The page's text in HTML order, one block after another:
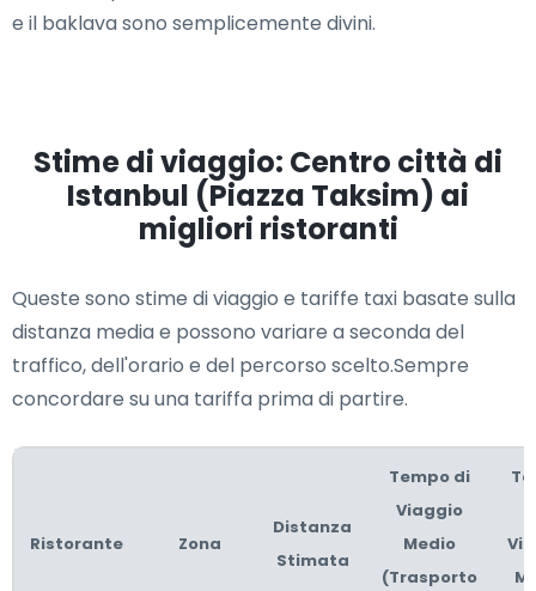
e il baklava sono semplicemente divini.
Stime di viaggio: Centro città di
Istanbul (Piazza Taksim) ai
migliori ristoranti
Queste sono stime di viaggio e tariffe taxi basate sulla
distanza media e possono variare a seconda del
traffico, dell'orario e del percorso scelto.Sempre
concordare su una tariffa prima di partire.
Ristorante Zona
Distanza
Stimata
Tempo di
Viaggio
Medio
(Trasporto